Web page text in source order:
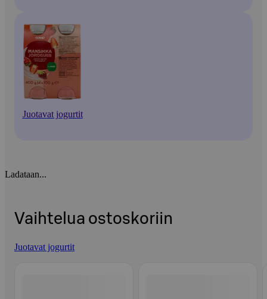
Juotavat jogurtit
Ladataan...
Vaihtelua ostoskoriin
Juotavat jogurtit